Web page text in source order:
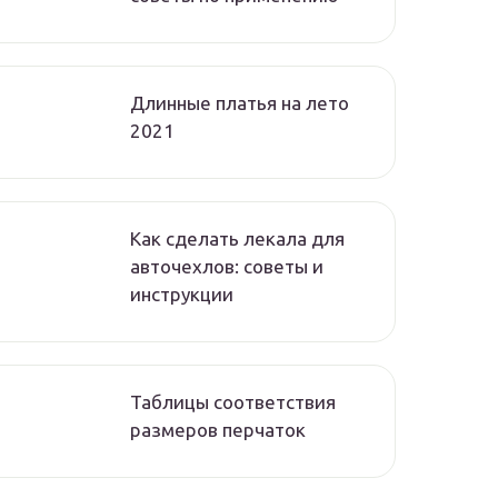
Длинные платья на лето
2021
Как сделать лекала для
авточехлов: советы и
инструкции
Таблицы соответствия
размеров перчаток